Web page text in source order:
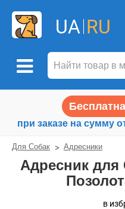
UA RU
при заказе на сумму
Для Собак Адресники
Адресник для
в